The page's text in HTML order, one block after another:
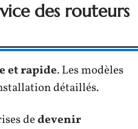
des routeurs
et rapide. Les modèles
détaillés.
dedevenir